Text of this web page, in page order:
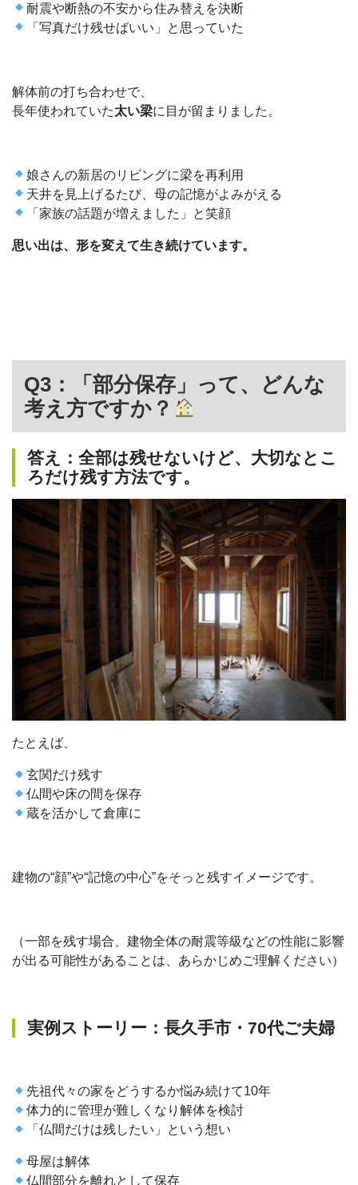
耐震や断熱の不安から住み替えを決断
「写真だけ残せばいい」と思っていた
解体前の打ち合わせで、
長年使われていた太い梁に目が留まりました。
娘さんの新居のリビングに梁を再利用
天井を見上げるたび、母の記憶がよみがえる
「家族の話題が増えました」と笑顔
思い出は、形を変えて生き続けています。
Q3：「部分保存」って、どんな
考え方ですか？
答え：全部は残せないけど、大切なとこ
ろだけ残す方法です。
たとえば、
玄関だけ残す
仏間や床の間を保存
蔵を活かして倉庫に
建物の“顔”や“記憶の中心”をそっと残すイメージです。
（一部を残す場合、建物全体の耐震等級などの性能に影響
が出る可能性があることは、あらかじめご理解ください）
実例ストーリー：長久手市・70代ご夫婦
先祖代々の家をどうするか悩み続けて10年
体力的に管理が難しくなり解体を検討
「仏間だけは残したい」という想い
母屋は解体
仏間部分を離れとして保存